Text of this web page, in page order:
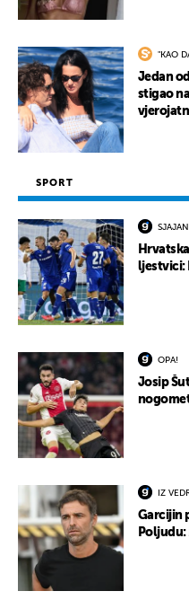
"KAO
Jedan
stigao
SPORT
ljestvici:
OPA!
Josip
IZ
Garcijin